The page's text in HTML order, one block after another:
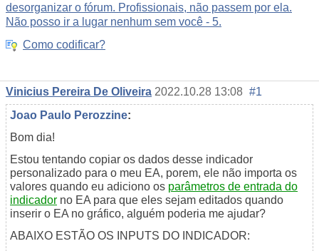
desorganizar o fórum. Profissionais, não passem por ela.
Não posso ir a lugar nenhum sem você - 5.
Como codificar?
Vinicius Pereira De Oliveira 2022.10.28 13:08 #1
Joao Paulo Perozzine:
Bom dia!
Estou tentando copiar os dados desse indicador
personalizado para o meu EA, porem, ele não importa os
valores quando eu adiciono os parâmetros de entrada do
indicador no EA para que eles sejam editados quando
inserir o EA no gráfico, alguém poderia me ajudar?
ABAIXO ESTÃO OS INPUTS DO INDICADOR: